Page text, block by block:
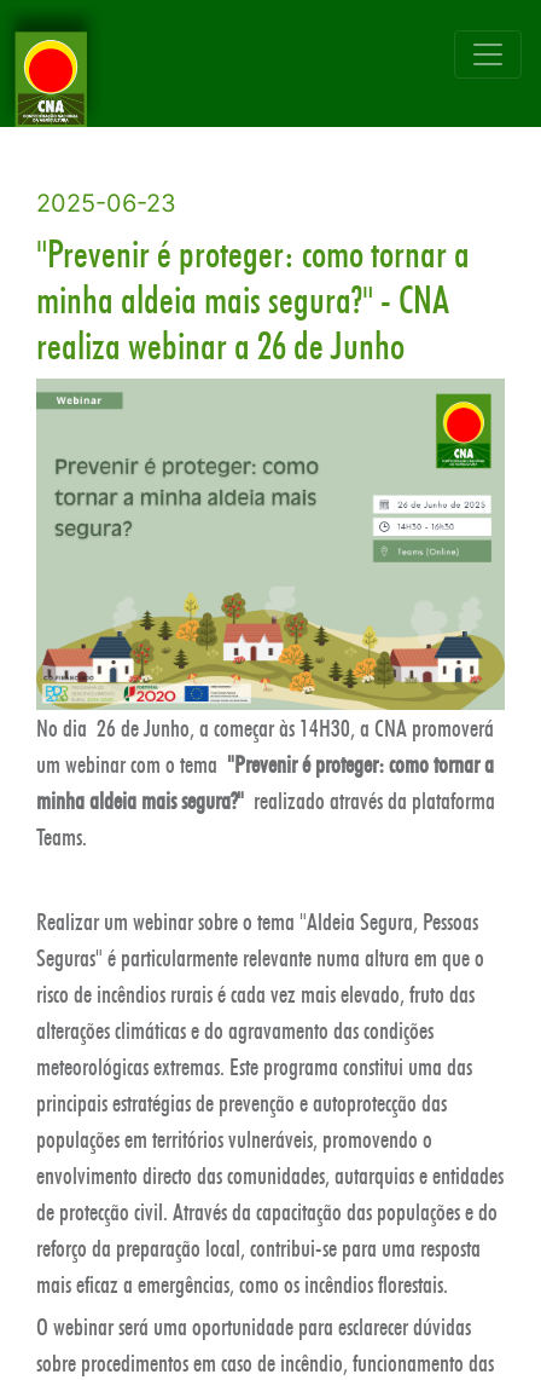
2025-06-23
"Prevenir é proteger: como tornar a
minha aldeia mais segura?" - CNA
realiza webinar a 26 de Junho
No dia 26 de Junho, a começar às 14H30, a CNA promoverá
um webinar com o tema "Prevenir é proteger: como tornar a
minha aldeia mais segura?" realizado através da plataforma
Teams.
Realizar um webinar sobre o tema "Aldeia Segura, Pessoas
Seguras" é particularmente relevante numa altura em que o
risco de incêndios rurais é cada vez mais elevado, fruto das
alterações climáticas e do agravamento das condições
meteorológicas extremas. Este programa constitui uma das
principais estratégias de prevenção e autoprotecção das
populações em territórios vulneráveis, promovendo o
envolvimento directo das comunidades, autarquias e entidades
de protecção civil. Através da capacitação das populações e do
reforço da preparação local, contribui-se para uma resposta
mais eficaz a emergências, como os incêndios florestais.
O webinar será uma oportunidade para esclarecer dúvidas
sobre procedimentos em caso de incêndio, funcionamento das